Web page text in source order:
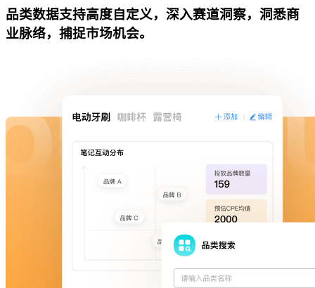
品类数据支持高度自定义，深入赛道洞察，洞悉商
业脉络，捕捉市场机会。